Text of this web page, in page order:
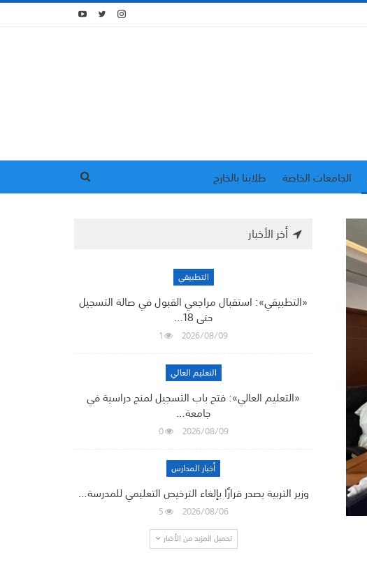
الجامعات الخاصة
طلابنا بالخارج
أخر الأخبار
التطبيقي
«التطبيقي»: استقبال مراجعي القبول في صالة التسجيل
حتى 18…
2026/08/09
1
التعليم العالي
«التعليم العالي»: فتح باب التسجيل لمنح دراسية في
جامعة…
2026/08/09
0
أخبار المدارس
وزير التربية يصدر قرارًا بإلغاء الترخيص التعليمي للمدرسة…
2026/08/06
5
تحميل المزيد من الأخبار